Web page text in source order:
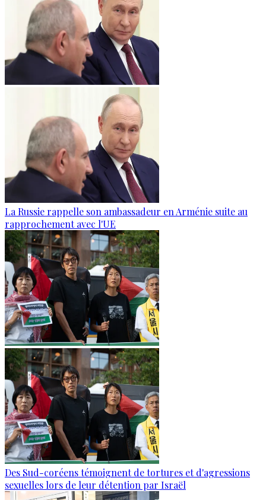
La Russie rappelle son ambassadeur en Arménie suite au
rapprochement avec l'UE
Des Sud-coréens témoignent de tortures et d'agressions
sexuelles lors de leur détention par Israël